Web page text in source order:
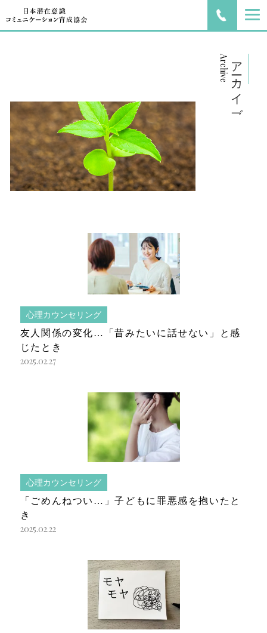
アーカイブ
Archive
心理カウンセリング
友人関係の変化…「昔みたいに話せない」と感
じたとき
2025.02.27
心理カウンセリング
「ごめんねつい…」子どもに罪悪感を抱いたと
き
2025.02.22